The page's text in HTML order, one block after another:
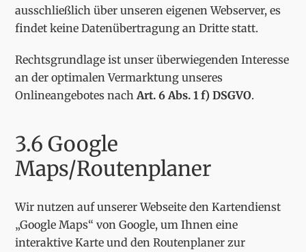
ausschließlich über unseren eigenen Webserver, es
findet keine Datenübertragung an Dritte statt.
Rechtsgrundlage ist unser überwiegenden Interesse
an der optimalen Vermarktung unseres
Onlineangebotes nachArt. 6 Abs. 1 f) DSGVO.
3.6 Google
Maps/Routenplaner
Wir nutzen auf unserer Webseite den Kartendienst
„Google Maps“ von Google, um Ihnen eine
interaktive Karte und den Routenplaner zur